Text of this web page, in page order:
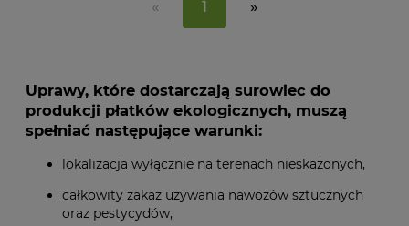
« 1 »
Uprawy, które dostarczają surowiec do
produkcji płatków ekologicznych, muszą
spełniać następujące warunki:
lokalizacja wyłącznie na terenach nieskażonych,
całkowity zakaz używania nawozów sztucznych
oraz pestycydów,